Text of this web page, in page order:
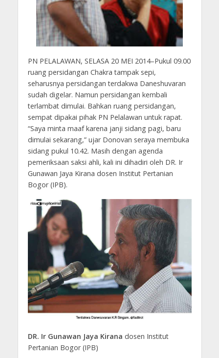
PN PELALAWAN, SELASA 20 MEI 2014–Pukul 09.00
ruang persidangan Chakra tampak sepi,
seharusnya persidangan terdakwa Daneshuvaran
sudah digelar. Namun persidangan kembali
terlambat dimulai. Bahkan ruang persidangan,
sempat dipakai pihak PN Pelalawan untuk rapat.
“Saya minta maaf karena janji sidang pagi, baru
dimulai sekarang,” ujar Donovan seraya membuka
sidang pukul 10.42. Masih dengan agenda
pemeriksaan saksi ahli, kali ini dihadiri oleh DR. Ir
Gunawan Jaya Kirana dosen Institut Pertanian
Bogor (IPB).
DR. Ir Gunawan Jaya Kirana dosen Institut
Pertanian Bogor (IPB)